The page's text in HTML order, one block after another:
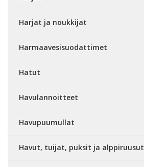
Harjat ja noukkijat
Harmaavesisuodattimet
Hatut
Havulannoitteet
Havupuumullat
Havut, tuijat, puksit ja alppiruusut